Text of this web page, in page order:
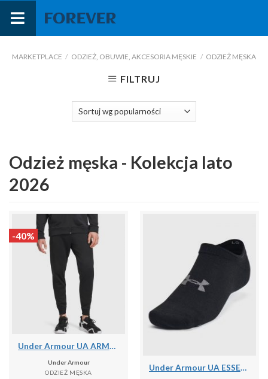
treści
MARKETPLACE / ODZIEŻ, OBUWIE, AKCESORIA MĘSKIE / ODZIEŻ MĘSKA
FILTRUJ
Odzież męska - Kolekcja lato
2026
-40%
Under Armour UA ARMOUR FLEECE JOGGERS Spodnie męskie
Under Armour
ODZIEŻ MĘSKA
Under Armour UA ESSENTIAL NO SHOW 6PK Skarpety uniseks